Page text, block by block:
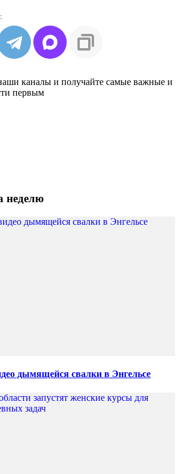
каналы и получайте самые важные и
первым
неделю
дымящейся свалки в Энгельсе